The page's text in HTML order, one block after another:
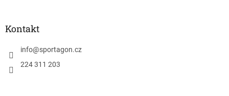
Kontakt
info@sportagon.cz
224 311 203